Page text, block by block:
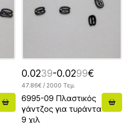
0.0239-0.0299€
47.86€ / 2000 Τεμ.
6995-09 Πλαστικός
γάντζος για τυράντα
9 χιλ